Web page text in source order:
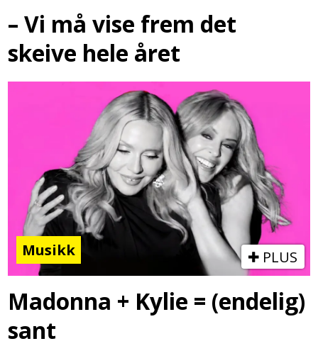
– Vi må vise frem det
skeive hele året
Musikk PLUS
Madonna + Kylie = (endelig)
sant